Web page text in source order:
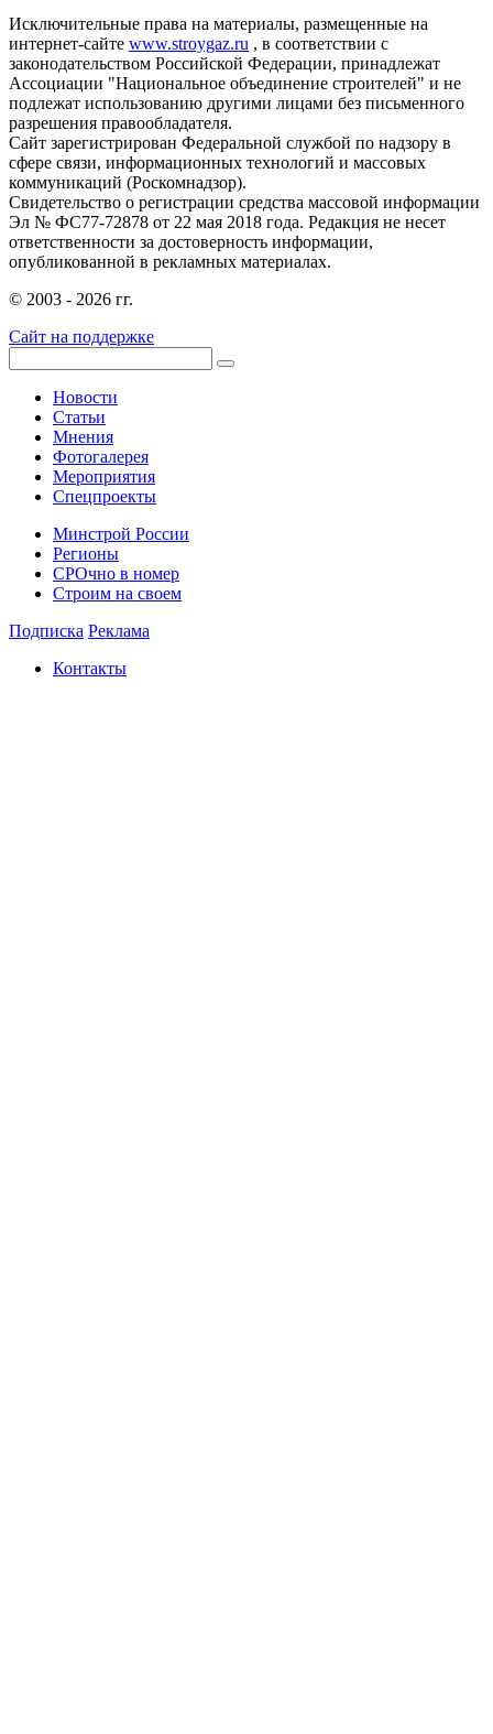
Исключительные права на материалы, размещенные на
интернет-сайте www.stroygaz.ru , в соответствии с
законодательством Российской Федерации, принадлежат
Ассоциации "Национальное объединение строителей" и не
подлежат использованию другими лицами без письменного
разрешения правообладателя.
Сайт зарегистрирован Федеральной службой по надзору в
сфере связи, информационных технологий и массовых
коммуникаций (Роскомнадзор).
Свидетельство о регистрации средства массовой информации
Эл № ФС77-72878 от 22 мая 2018 года. Редакция не несет
ответственности за достоверность информации,
опубликованной в рекламных материалах.
© 2003 - 2026 гг.
Сайт на поддержке
Новости
Статьи
Мнения
Фотогалерея
Мероприятия
Спецпроекты
Минстрой России
Регионы
СРОчно в номер
Строим на своем
Подписка Реклама
Контакты